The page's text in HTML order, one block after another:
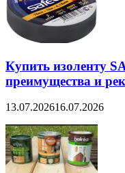
Купить изоленту
преимущества и
13.07.202616.07.2026